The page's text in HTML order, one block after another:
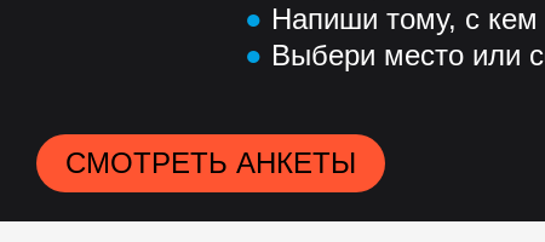
● Напиши тому, с кем
● Выбери место или
СМОТРЕТЬ АНКЕТЫ